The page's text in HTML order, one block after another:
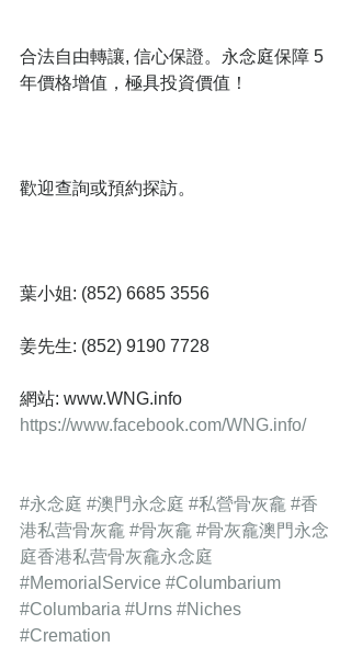
合法自由轉讓, 信心保證。永念庭保障 5
年價格增值，極具投資價值！
歡迎查詢或預約探訪。
葉小姐: (852) 6685 3556
姜先生: (852) 9190 7728
網站: www.WNG.info
https://www.facebook.com/WNG.info/
#永念庭 #澳門永念庭 #私營骨灰龕 #香
港私营骨灰龕 #骨灰龕 #骨灰龕澳門永念
庭香港私营骨灰龕永念庭
#MemorialService #Columbarium
#Columbaria #Urns #Niches
#Cremation